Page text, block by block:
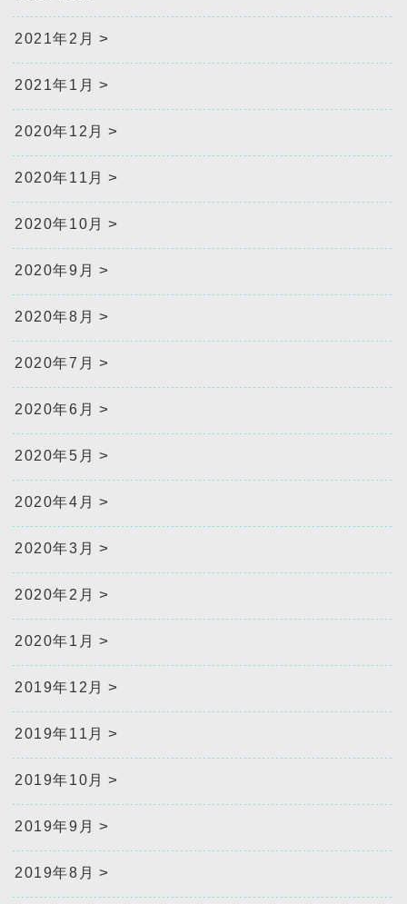
2021年2月
2021年1月
2020年12月
2020年11月
2020年10月
2020年9月
2020年8月
2020年7月
2020年6月
2020年5月
2020年4月
2020年3月
2020年2月
2020年1月
2019年12月
2019年11月
2019年10月
2019年9月
2019年8月